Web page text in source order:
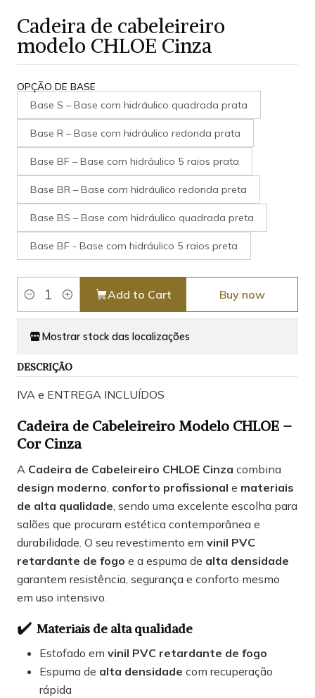
Cadeira de cabeleireiro
modelo CHLOE Cinza
OPÇÃO DE BASE
Base S – Base com hidráulico quadrada prata
Base R – Base com hidráulico redonda prata
Base BF – Base com hidráulico 5 raios prata
Base BR – Base com hidráulico redonda preta
Base BS – Base com hidráulico quadrada preta
Base BF - Base com hidráulico 5 raios preta
Quantity
Add to Cart Buy now
Mostrar stock das localizações
DESCRIÇÃO
IVA e ENTREGA INCLUÍDOS
Cadeira de Cabeleireiro Modelo CHLOE –
Cor Cinza
A Cadeira de Cabeleireiro CHLOE Cinza combina
design moderno, conforto profissional e materiais
de alta qualidade, sendo uma excelente escolha para
salões que procuram estética contemporânea e
durabilidade. O seu revestimento em vinil PVC
retardante de fogo e a espuma de alta densidade
garantem resistência, segurança e conforto mesmo
em uso intensivo.
✔️ Materiais de alta qualidade
Estofado em vinil PVC retardante de fogo
Espuma de alta densidade com recuperação
rápida